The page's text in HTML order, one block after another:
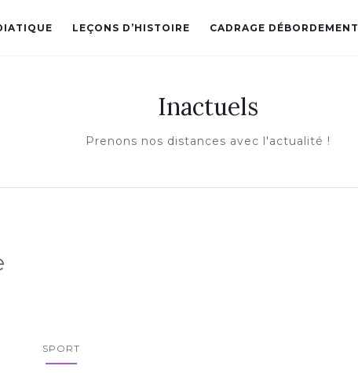
LEÇONS D’HISTOIRE CADRAGE DÉBORDEMENT
Inactuels
Prenons nos distances avec l'actualité !
SPORT